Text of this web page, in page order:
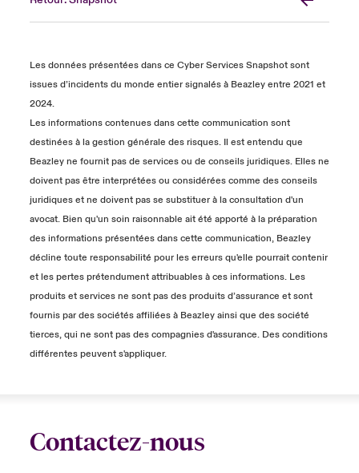
Les données présentées dans ce Cyber Services Snapshot sont
issues d’incidents du monde entier signalés à Beazley entre 2021 et
2024.
Les informations contenues dans cette communication sont
destinées à la gestion générale des risques. Il est entendu que
Beazley ne fournit pas de services ou de conseils juridiques. Elles ne
doivent pas être interprétées ou considérées comme des conseils
juridiques et ne doivent pas se substituer à la consultation d'un
avocat. Bien qu'un soin raisonnable ait été apporté à la préparation
des informations présentées dans cette communication, Beazley
décline toute responsabilité pour les erreurs qu'elle pourrait contenir
et les pertes prétendument attribuables à ces informations. Les
produits et services ne sont pas des produits d’assurance et sont
fournis par des sociétés affiliées à Beazley ainsi que des société
tierces, qui ne sont pas des compagnies d'assurance. Des conditions
différentes peuvent s'appliquer.
Contactez-nous